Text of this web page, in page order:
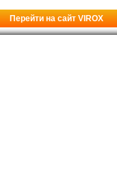
Перейти на сайт VIROX